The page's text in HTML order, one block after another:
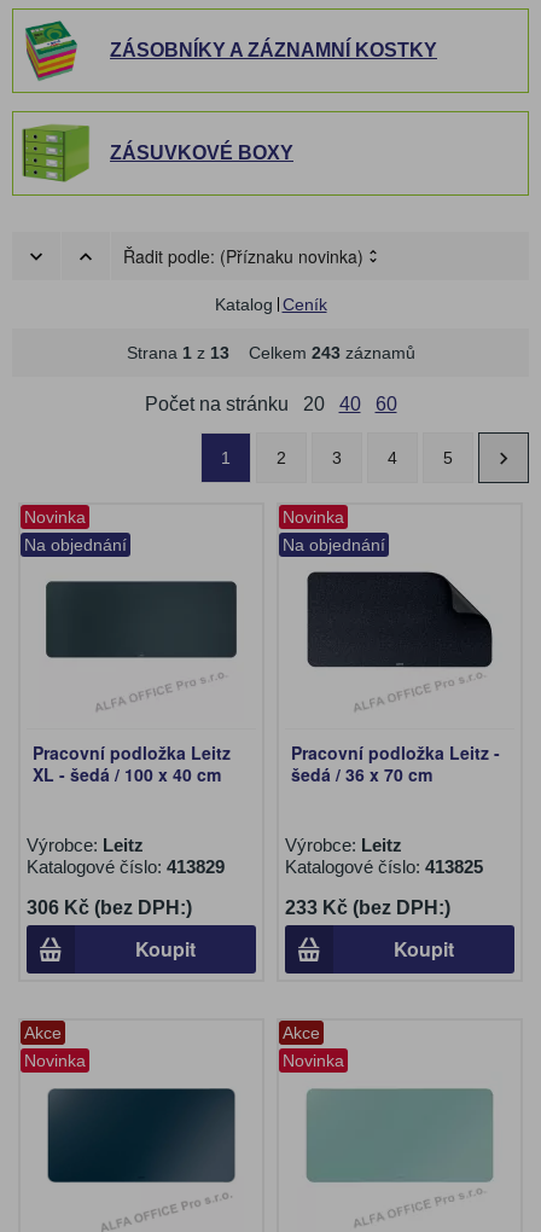
ZÁSOBNÍKY A ZÁZNAMNÍ KOSTKY
ZÁSUVKOVÉ BOXY
Řadit podle: (Příznaku novinka)
Katalog Ceník
Strana 1z 13Celkem 243záznamů
Počet na stránku 20 40 60
1 2 3 4 5
Novinka
Na objednání
Pracovní podložka Leitz
XL - šedá / 100 x 40 cm
Výrobce: Leitz
Katalogové číslo: 413829
306 Kč (bez DPH:)
Koupit
Novinka
Na objednání
Pracovní podložka Leitz -
šedá / 36 x 70 cm
Výrobce: Leitz
Katalogové číslo: 413825
233 Kč (bez DPH:)
Koupit
Akce
Novinka
Akce
Novinka